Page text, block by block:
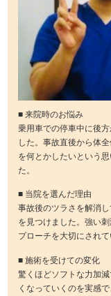
■ 来院時のお悩み
乗用車での停車中に後
した。事故直後から体
を何とかしたいという
た。
■ 当院を選んだ理由
事故後のツラさを解消
を見つけました。強い
プローチを大切にされ
■ 施術を受けての変化
驚くほどソフトな力加
くなっていくのを実感